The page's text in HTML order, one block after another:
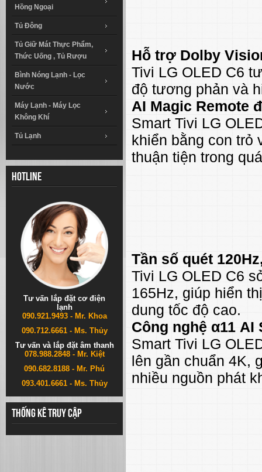
Hồng Ngoại
Tủ Đông
Tủ Giữ Mát Thực Phẩm,
Thức Uống , Tủ Rượu
Bình Nóng Lạnh - Lọc
Nước
Máy Lạnh - Máy Lọc
Không Khí
Tủ Lạnh
Hotline
Tư vấn lắp đặt cơ điện
lạnh
090.921.9493 - Mr. Khoa
090.712.6661 - Ms. Thủy
Tư vấn và lắp đặt âm thanh
078.988.2848 - Mr. Kiệt
090.682.8188 - Mr. Phú
093.401.6661 - Ms. Thủy
Thống kê truy cập
Hỗ trợ Dolby
Tivi LG OLED C6
độ tương phản và
AI Magic Remote
Smart Tivi LG
khiển bằng con trỏ
thuận tiện trong
Tần số quét
Tivi LG OLED C6
165Hz, giúp hiển
dung tốc độ cao.
Công nghệ α11
Smart Tivi LG
lên gần chuẩn 4K,
nhiều nguồn phát